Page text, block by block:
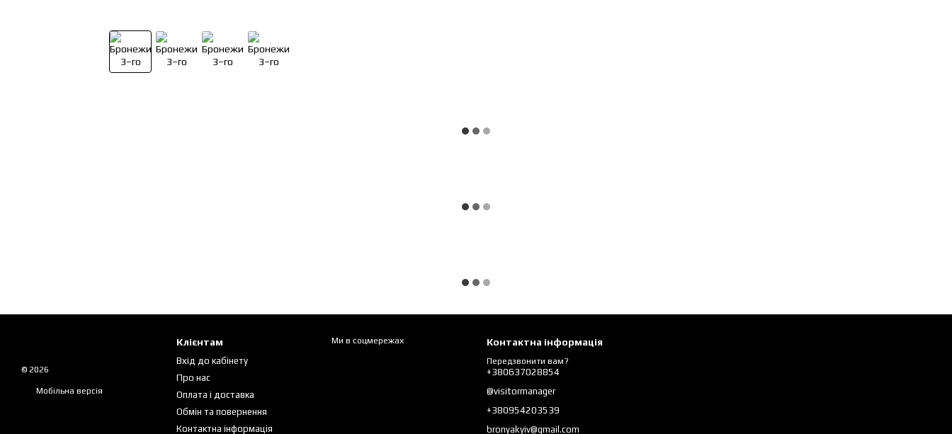
© 2026
Мобільна версія
Клієнтам
Вхід до кабінету
Про нас
Оплата і доставка
Обмін та повернення
Контактна інформація
Ми в соцмережах Контактна інформація
Передзвонити вам?
+380637028854
@visitormanager
+380954203539
bronyakyiv@gmail.com